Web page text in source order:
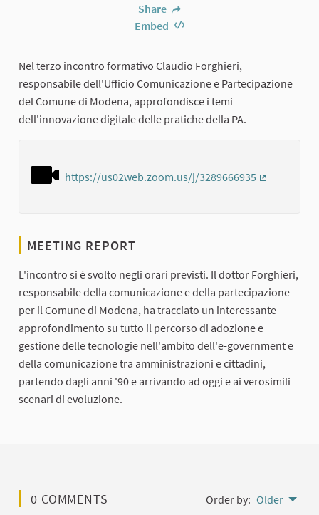
Share
Embed
Nel terzo incontro formativo Claudio Forghieri,
responsabile dell'Ufficio Comunicazione e Partecipazione
del Comune di Modena, approfondisce i temi
dell'innovazione digitale delle pratiche della PA.
https://us02web.zoom.us/j/3289666935
MEETING REPORT
L'incontro si è svolto negli orari previsti. Il dottor Forghieri,
responsabile della comunicazione e della partecipazione
per il Comune di Modena, ha tracciato un interessante
approfondimento su tutto il percorso di adozione e
gestione delle tecnologie nell'ambito dell'e-government e
della comunicazione tra amministrazioni e cittadini,
partendo dagli anni '90 e arrivando ad oggi e ai verosimili
scenari di evoluzione.
0 COMMENTS Order by: Older